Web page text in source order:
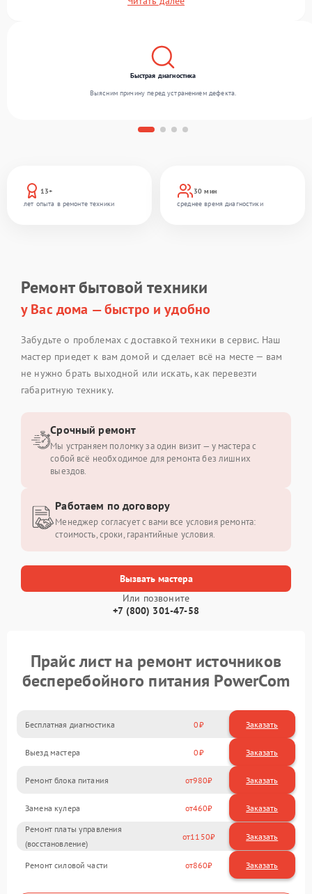
уровня сложности и поддерживаем высокий стандарт качества благодаря опыту
13+
лет опыта в ремонте техники
30 мин
среднее время диагностики
Быстрая диагностика
Выясним причину перед устранением дефекта.
Ремонт бытовой техники
у Вас дома — быстро и удобно
Забудьте о проблемах с доставкой техники в сервис. Наш
мастер приедет к вам домой и сделает всё на месте — вам
не нужно брать выходной или искать, как перевезти
габаритную технику.
Вызвать мастера
Или позвоните
+7 (800) 301-47-58
Срочный ремонт
Мы устраняем поломку за один визит — у мастера с
собой всё необходимое для ремонта без лишних
выездов.
Работаем по договору
Менеджер согласует с вами все условия ремонта:
стоимость, сроки, гарантийные условия.
Прайс лист на ремонт источников
бесперебойного питания PowerCom
Бесплатная диагностика 0 Заказать
Выезд мастера 0 Заказать
Ремонт блока питания 980
Замена кулера 460
Ремонт платы управления
(восстановление)
1150
Ремонт силовой части 860